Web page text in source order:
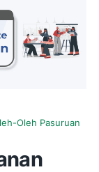
Oleh Pasuruan